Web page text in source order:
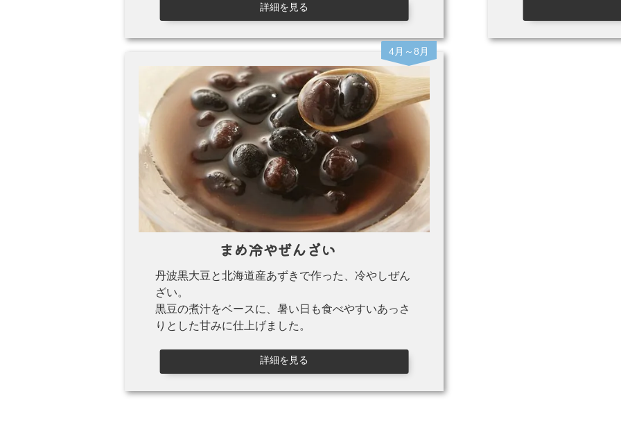
詳細を見る
4月～8月
まめ冷やぜんざい
丹波黒大豆と北海道産あずきで作った、冷やしぜん
ざい。
黒豆の煮汁をベースに、暑い日も食べやすいあっさ
りとした甘みに仕上げました。
詳細を見る